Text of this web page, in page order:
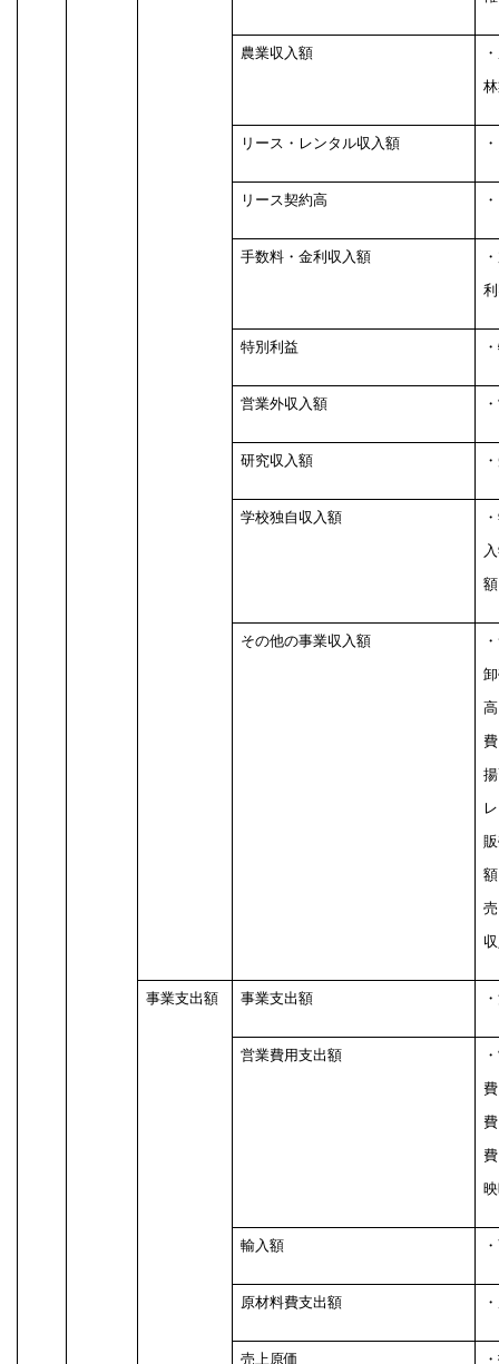
農業収入額
リース・レンタル収入額
リース契約高
手数料・金利収入額
特別利益
営業外収入額
研究収入額
学校独自収入額
その他の事業収入額
事業支出額 事業支出額
営業費用支出額
輸入額
原材料費支出額
売上原価